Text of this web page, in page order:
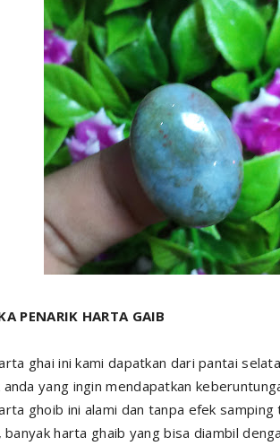
PENARIK HARTA GAIB
ghai ini kami dapatkan dari pantai
yang ingin mendapatkan
ghoib ini alami dan tanpa efek
harta ghaib yang bisa diambil